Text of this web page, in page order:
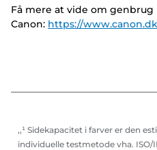
Få mere at vide om genbrug
Canon: https://
,,¹ Sidekapacitet i farver er den
individuelle testmetode vha. ISO/